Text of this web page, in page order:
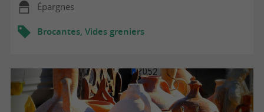
Épargnes
Brocantes, Vides greniers